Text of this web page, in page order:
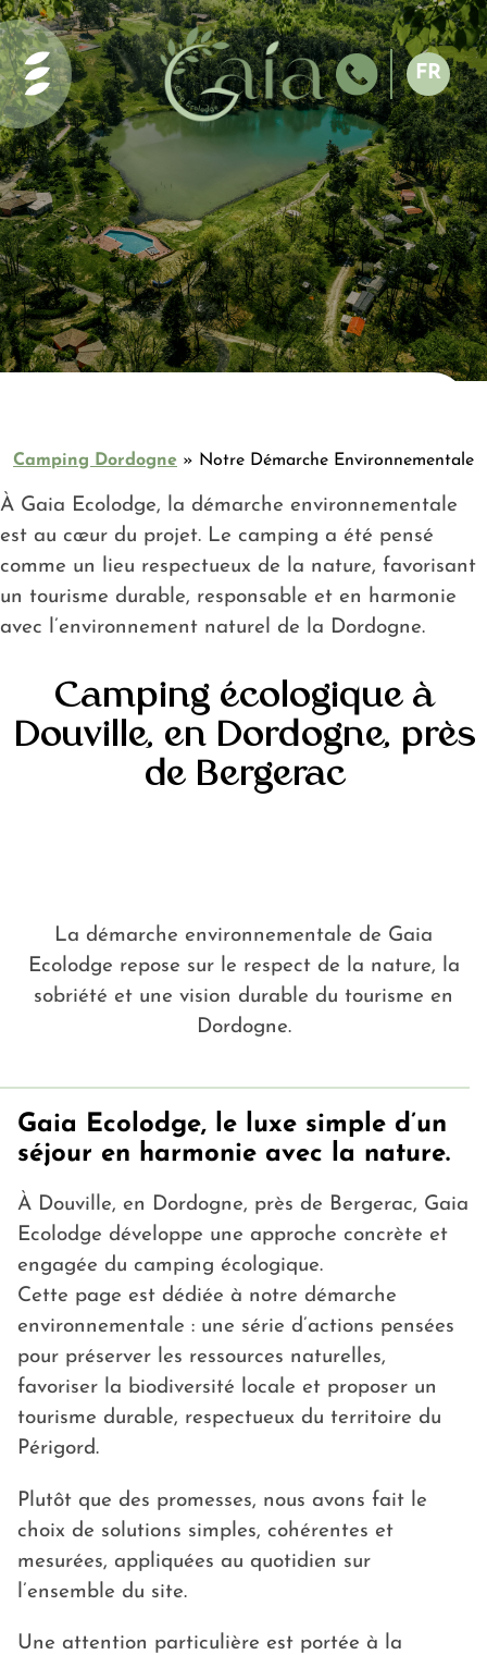
Accueil
Services et activités
La piscine
Les alentours
Le Camping
Camping nature
Glamping &
Camping nature
Séjour pêche en
Dordogne
Démarche
Hébergements
Dordogne
autour de
Bergerac
Blog
NL
EN
FR
ES
DE
Camping Dordogne » Notre Démarche Environnementale
À Gaia Ecolodge, la démarche environnementale
est au cœur du projet. Le camping a été pensé
comme un lieu respectueux de la nature, favorisant
un tourisme durable, responsable et en harmonie
avec l’environnement naturel de la Dordogne.
Camping écologique à
Douville, en Dordogne, près
de Bergerac
La démarche environnementale de Gaia
Ecolodge repose sur le respect de la nature, la
sobriété et une vision durable du tourisme en
Dordogne.
Gaia Ecolodge, le luxe simple d’un
séjour en harmonie avec la nature.
À Douville, en Dordogne, près de Bergerac, Gaia
Ecolodge développe une approche concrète et
engagée du camping écologique.
Cette page est dédiée à notre démarche
environnementale : une série d’actions pensées
pour préserver les ressources naturelles,
favoriser la biodiversité locale et proposer un
tourisme durable, respectueux du territoire du
Périgord.
Plutôt que des promesses, nous avons fait le
choix de solutions simples, cohérentes et
mesurées, appliquées au quotidien sur
l’ensemble du site.
Une attention particulière est portée à la